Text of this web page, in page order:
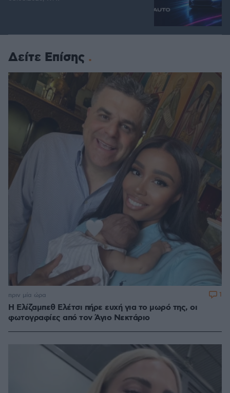
Δείτε Επίσης
Η Ελίζαμπεθ Ελέτσι πήρε ευχή για το μωρό της, οι
φωτογραφίες από τον Άγιο Νεκτάριο
πριν μία ώρα 1